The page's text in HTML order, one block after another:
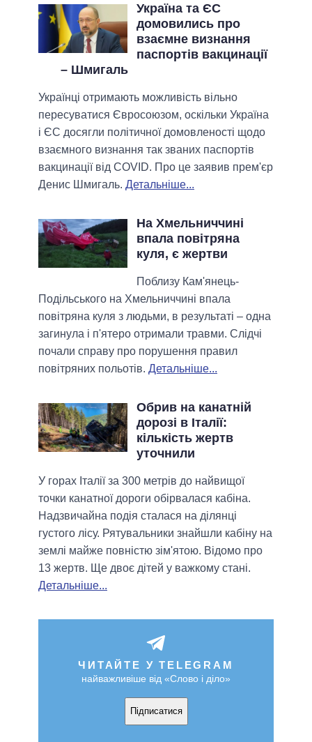
Україна та ЄС
домовились про
взаємне визнання
паспортів вакцинації
– Шмигаль
Українці отримають можливість вільно
пересуватися Євросоюзом, оскільки Україна
і ЄС досягли політичної домовленості щодо
взаємного визнання так званих паспортів
вакцинації від COVID. Про це заявив прем'єр
Денис Шмигаль. Детальніше...
На Хмельниччині
впала повітряна
куля, є жертви
Поблизу Кам'янець-
Подільського на Хмельниччині впала
повітряна куля з людьми, в результаті – одна
загинула і п'ятеро отримали травми. Слідчі
почали справу про порушення правил
повітряних польотів. Детальніше...
Обрив на канатній
дорозі в Італії:
кількість жертв
уточнили
У горах Італії за 300 метрів до найвищої
точки канатної дороги обірвалася кабіна.
Надзвичайна подія сталася на ділянці
густого лісу. Рятувальники знайшли кабіну на
землі майже повністю зім'ятою. Відомо про
13 жертв. Ще двоє дітей у важкому стані.
Детальніше...
ЧИТАЙТЕ У TELEGRAM
найважливіше від «Слово і діло»
Підписатися